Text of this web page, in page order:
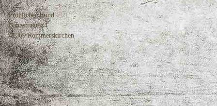
Fröhlicher Hund
Bahnstraße 24
41569 Rommerskirchen